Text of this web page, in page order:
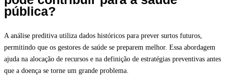
pública?
A análise preditiva utiliza dados históricos para prever surtos futuros,
permitindo que os gestores de saúde se preparem melhor. Essa abordagem
ajuda na alocação de recursos e na definição de estratégias preventivas antes
que a doença se torne um grande problema.